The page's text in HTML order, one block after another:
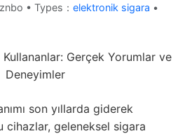
• Types： elektronik sigara •
son yıllarda giderek
cihazlar, geleneksel sigara